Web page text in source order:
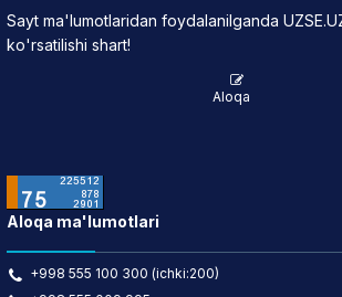
Sayt ma'lumotlaridan foydalanilganda
ko'rsatilishi shart!
Aloqa
Aloqa ma'lumotlari
+998 555 100 300 (ichki:200)